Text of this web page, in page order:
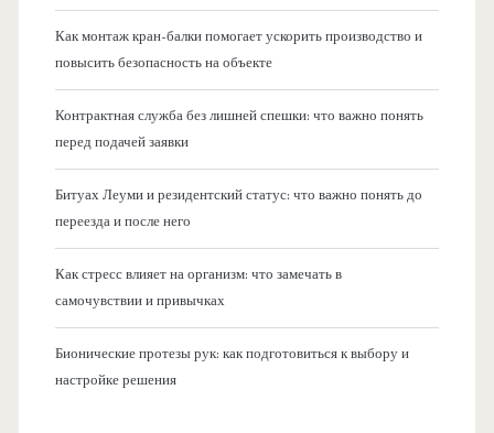
Как монтаж кран-балки помогает ускорить производство и
повысить безопасность на объекте
Контрактная служба без лишней спешки: что важно понять
перед подачей заявки
Битуах Леуми и резидентский статус: что важно понять до
переезда и после него
Как стресс влияет на организм: что замечать в
самочувствии и привычках
Бионические протезы рук: как подготовиться к выбору и
настройке решения